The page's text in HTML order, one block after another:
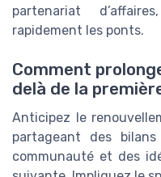
partenariat
rapidement les ponts.
Comment
delà de la
Anticipez le
partageant des
communauté et des